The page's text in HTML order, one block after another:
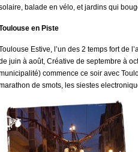
balade en vélo, et jardins qui
en Piste
Estive, l’un des 2 temps fort de
juin à août, Créative de septembre à
commence ce soir avec
de smots, les siestes